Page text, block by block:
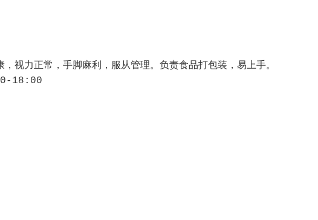
视力正常，手脚麻利，服从管理。负责食品打包装，易上手。
18:00